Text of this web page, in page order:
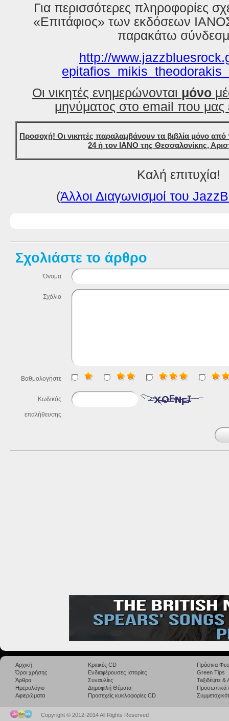
Για περισσότερες πληροφορίες
«Επιτάφιος» των εκδόσεων
παρακάτω
http://
Οι νικητές ενημερώνονται μόνο
μηνύματος στο email που μας
Προσοχή! Οι νικητές παραλαμβάνουν τα βιβλία μόνο
24 ή τον ΙΑΝΟ της Θεσσαλονίκης,
Καλή επιτυχία!
(Άλλοι Διαγωνισμοί του
Σχολιάστε το άρθρο
Όνομα
Σχόλιο
Βαθμολογήστε
Κωδικός
επαλήθευσης
Αρχική
Όροι χρήσης
Άρθρα
Ημερολόγιο
Αφιερώματα
Κριτικές CD
Ενδιαφέρουσες Ιστορίες
Συναυλίες
Δημοφιλή Θέματα
Προσεχείς κυκλοφορίες CD
Πράσινα
Green Tips
Taξιδέψτε
Προσωπικά
Copyright © 2012-2014 All Rights Reserved